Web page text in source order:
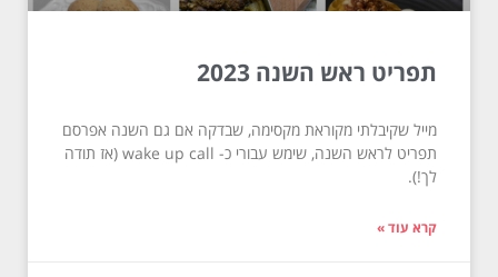
תפריט ראש השנה 2023
מייל שקיבלתי מקוראת מקסימה, שבדקה אם גם השנה אפרסם
תפריט לראש השנה, שימש עבורי כ- wake up call (אז תודה
לך!).
קרא עוד »